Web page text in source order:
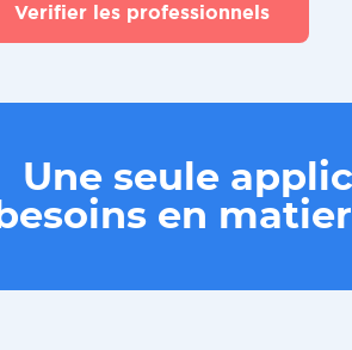
Verifier les professionnels
Une seule
besoins en